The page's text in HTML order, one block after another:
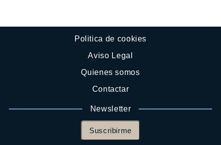
Politica de cookies
Aviso Legal
Quienes somos
Contactar
Newsletter
Suscribirme